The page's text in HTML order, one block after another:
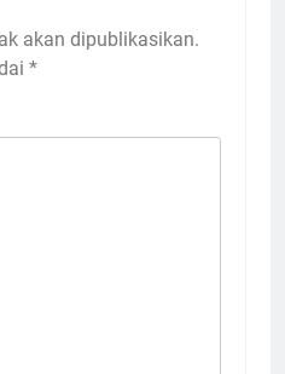
akan dipublikasikan.
*